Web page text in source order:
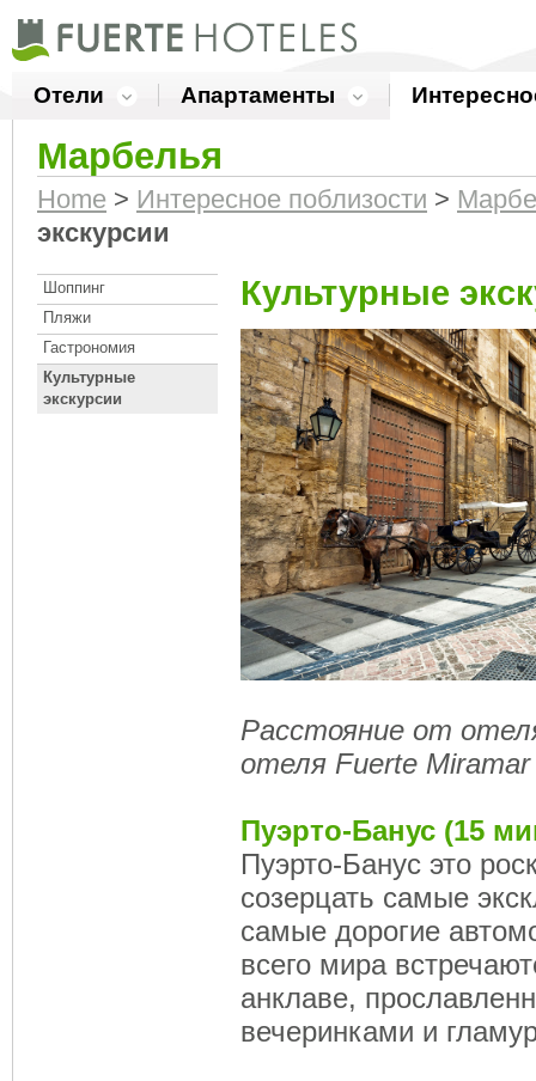
Отели Апартаменты
Марбелья
Home > Интересное поблизости >
экскурсии
Шоппинг
Пляжи
Гастрономия
Культурные
экскурсии
Культурные
Расстояние от
отеля Fuerte Miramar
Пуэрто-Банус (15
Пуэрто-Банус это
созерцать самые
самые дорогие
всего мира
анклаве,
вечеринками и